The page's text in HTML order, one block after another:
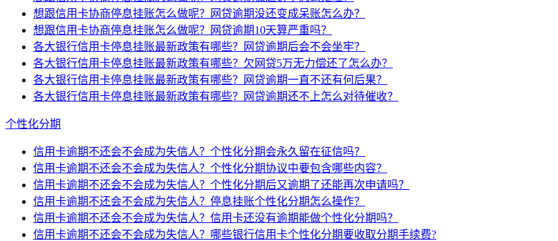
想跟信用卡协商停息挂账怎么做呢？网贷逾期没还变成呆账怎么办？
想跟信用卡协商停息挂账怎么做呢？网贷逾期10天算严重吗？
各大银行信用卡停息挂账最新政策有哪些？网贷逾期后会不会坐牢？
各大银行信用卡停息挂账最新政策有哪些？欠网贷5万无力偿还了怎么办？
各大银行信用卡停息挂账最新政策有哪些？网贷逾期一直不还有何后果？
各大银行信用卡停息挂账最新政策有哪些？网贷逾期还不上怎么对待催收？
个性化分期
信用卡逾期不还会不会成为失信人？个性化分期会永久留在征信吗？
信用卡逾期不还会不会成为失信人？个性化分期协议中要包含哪些内容？
信用卡逾期不还会不会成为失信人？个性化分期后又逾期了还能再次申请吗？
信用卡逾期不还会不会成为失信人？停息挂账个性化分期怎么操作？
信用卡逾期不还会不会成为失信人？信用卡还没有逾期能做个性化分期吗？
信用卡逾期不还会不会成为失信人？哪些银行信用卡个性化分期要收取分期手续费?